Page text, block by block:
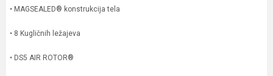
• MAGSEALED® konstrukcija tela
• 8 Kugličnih ležajeva
• DS5 AIR ROTOR®